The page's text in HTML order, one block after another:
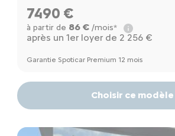
7490 €
à partir de 86 €/mois*
après un 1er loyer de 2 256 €
Garantie Spoticar Premium 12 mois
Choisir ce modèle